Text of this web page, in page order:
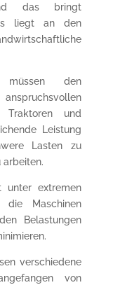
das bringt
liegt an den
müssen den
Traktoren und
Leistung
Lasten zu
arbeiten.
unter extremen
die Maschinen
Belastungen
verschiedene
von